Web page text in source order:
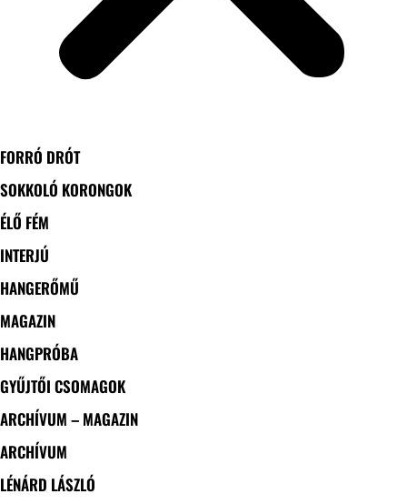
FORRÓ DRÓT
SOKKOLÓ KORONGOK
ÉLŐ FÉM
INTERJÚ
HANGERŐMŰ
MAGAZIN
HANGPRÓBA
GYŰJTŐI CSOMAGOK
ARCHÍVUM – MAGAZIN
ARCHÍVUM
LÉNÁRD LÁSZLÓ